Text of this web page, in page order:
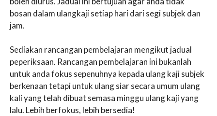
bosan dalam ulangkaji setiap hari dari segi subjek dan
jam.
Sediakan rancangan pembelajaran mengikut jadual
peperiksaan. Rancangan pembelajaran ini bukanlah
untuk anda fokus sepenuhnya kepada ulang kaji subjek
berkenaan tetapi untuk ulang siar secara umum ulang
kali yang telah dibuat semasa minggu ulang kaji yang
lalu. Lebih berfokus, lebih bersedia!